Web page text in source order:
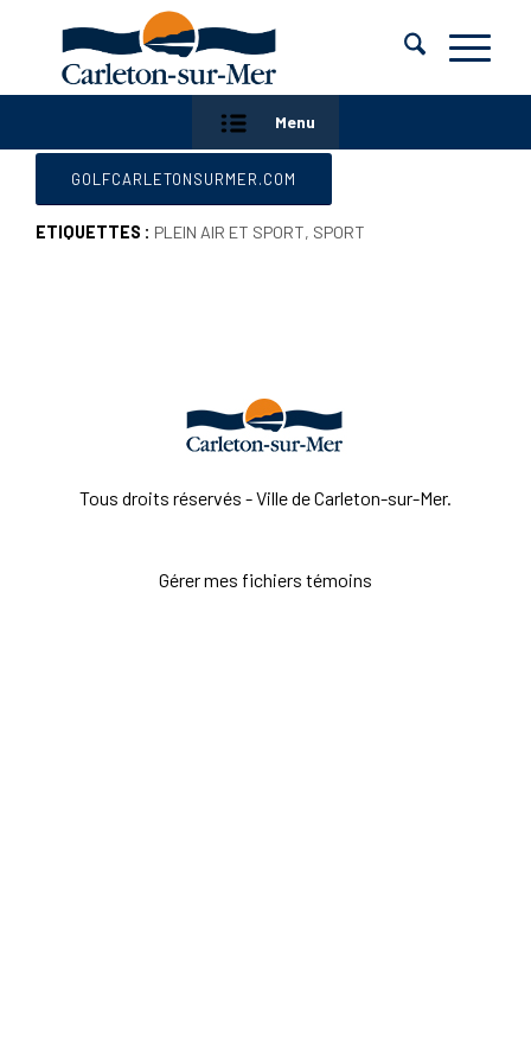
Menu
GOLFCARLETONSURMER.COM
ETIQUETTES : PLEIN AIR ET SPORT, SPORT
Tous droits réservés - Ville de Carleton-sur-Mer.
Gérer mes fichiers témoins